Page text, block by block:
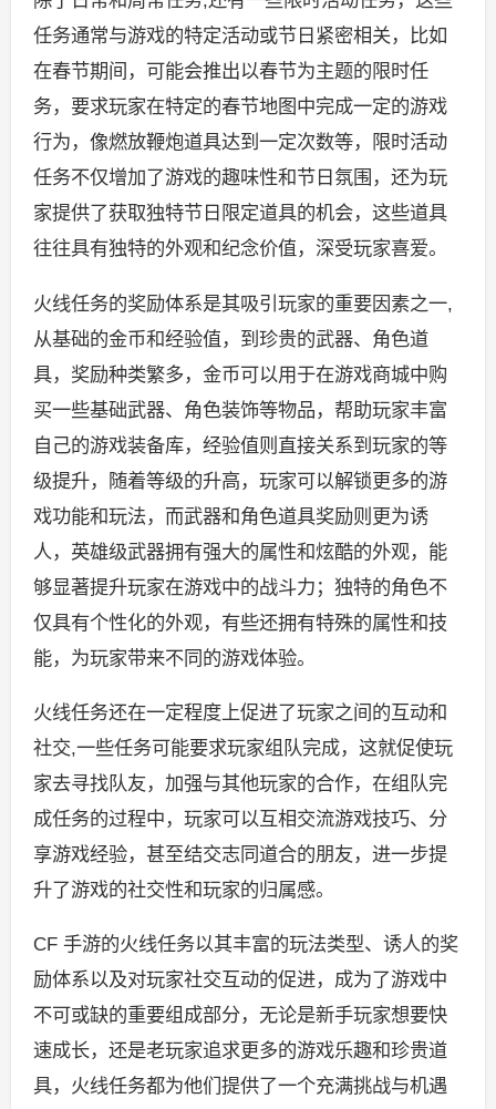
任务通常与游戏的特定活动或节日紧密相关，比如
在春节期间，可能会推出以春节为主题的限时任
务，要求玩家在特定的春节地图中完成一定的游戏
行为，像燃放鞭炮道具达到一定次数等，限时活动
任务不仅增加了游戏的趣味性和节日氛围，还为玩
家提供了获取独特节日限定道具的机会，这些道具
往往具有独特的外观和纪念价值，深受玩家喜爱。
火线任务的奖励体系是其吸引玩家的重要因素之一,
从基础的金币和经验值，到珍贵的武器、角色道
具，奖励种类繁多，金币可以用于在游戏商城中购
买一些基础武器、角色装饰等物品，帮助玩家丰富
自己的游戏装备库，经验值则直接关系到玩家的等
级提升，随着等级的升高，玩家可以解锁更多的游
戏功能和玩法，而武器和角色道具奖励则更为诱
人，英雄级武器拥有强大的属性和炫酷的外观，能
够显著提升玩家在游戏中的战斗力；独特的角色不
仅具有个性化的外观，有些还拥有特殊的属性和技
能，为玩家带来不同的游戏体验。
火线任务还在一定程度上促进了玩家之间的互动和
社交,一些任务可能要求玩家组队完成，这就促使玩
家去寻找队友，加强与其他玩家的合作，在组队完
成任务的过程中，玩家可以互相交流游戏技巧、分
享游戏经验，甚至结交志同道合的朋友，进一步提
升了游戏的社交性和玩家的归属感。
CF 手游的火线任务以其丰富的玩法类型、诱人的奖
励体系以及对玩家社交互动的促进，成为了游戏中
不可或缺的重要组成部分，无论是新手玩家想要快
速成长，还是老玩家追求更多的游戏乐趣和珍贵道
具，火线任务都为他们提供了一个充满挑战与机遇